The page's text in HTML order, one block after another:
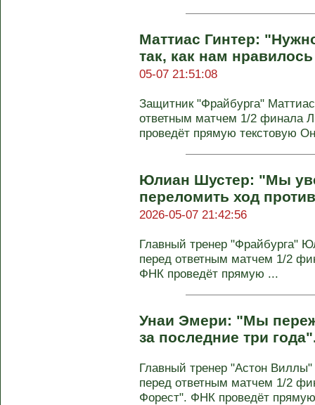
Маттиас Гинтер:
так, как нам
05-07 21:51:08
Защитник "Фрайбурга"
ответным матчем 1/2 финала
проведёт прямую текстовую
Юлиан Шустер: "Мы
переломить ход
2026-05-07 21:42:56
Главный тренер "Фрайбурга"
перед ответным матчем 1/2
ФНК проведёт прямую ...
Унаи Эмери: "Мы
за последние три
Главный тренер "Астон
перед ответным матчем 1/2
Форест". ФНК проведёт